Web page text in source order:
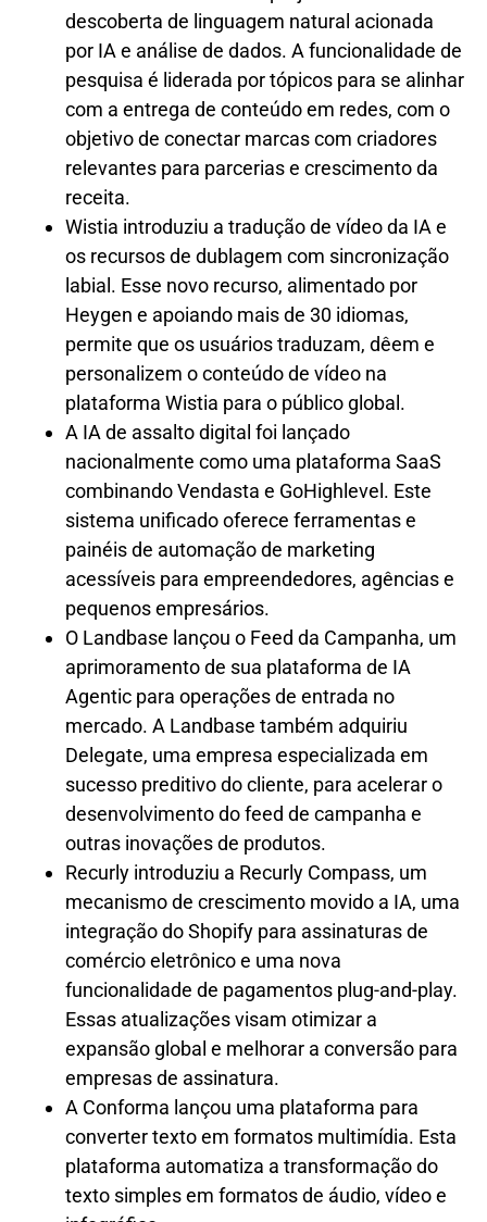
descoberta de linguagem natural acionada
por IA e análise de dados. A funcionalidade de
pesquisa é liderada por tópicos para se alinhar
com a entrega de conteúdo em redes, com o
objetivo de conectar marcas com criadores
relevantes para parcerias e crescimento da
receita.
Wistia introduziu a tradução de vídeo da IA ​​e
os recursos de dublagem com sincronização
labial. Esse novo recurso, alimentado por
Heygen e apoiando mais de 30 idiomas,
permite que os usuários traduzam, dêem e
personalizem o conteúdo de vídeo na
plataforma Wistia para o público global.
A IA de assalto digital foi lançado
nacionalmente como uma plataforma SaaS
combinando Vendasta e GoHighlevel. Este
sistema unificado oferece ferramentas e
painéis de automação de marketing
acessíveis para empreendedores, agências e
pequenos empresários.
O Landbase lançou o Feed da Campanha, um
aprimoramento de sua plataforma de IA
Agentic para operações de entrada no
mercado. A Landbase também adquiriu
Delegate, uma empresa especializada em
sucesso preditivo do cliente, para acelerar o
desenvolvimento do feed de campanha e
outras inovações de produtos.
Recurly introduziu a Recurly Compass, um
mecanismo de crescimento movido a IA, uma
integração do Shopify para assinaturas de
comércio eletrônico e uma nova
funcionalidade de pagamentos plug-and-play.
Essas atualizações visam otimizar a
expansão global e melhorar a conversão para
empresas de assinatura.
A Conforma lançou uma plataforma para
converter texto em formatos multimídia. Esta
plataforma automatiza a transformação do
texto simples em formatos de áudio, vídeo e